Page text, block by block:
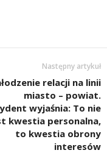
Następny artykuł
relacji na linii
miasto – powiat.
wyjaśnia: To nie
kwestia personalna,
to kwestia obrony
interesów